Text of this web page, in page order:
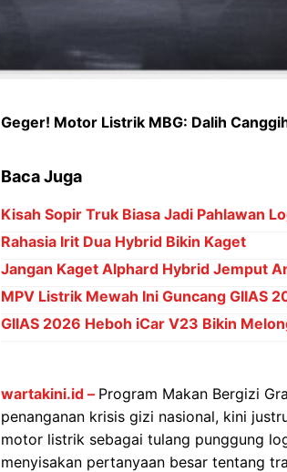
Geger! Motor Listrik MBG: Dalih
Baca Juga
Kisah Sopir Truk Biasa Jadi Pahlawan
Rahasia Irit Dua Hybrid Bikin Kaget
Jangan Kaget Alphard Hybrid Jemput
MPV Listrik Mewah Ini Guncang GIIAS
GIIAS 2026 Heboh iCar V23 Bikin
wartakini.id – Program Makan Bergizi
penanganan krisis gizi nasional, kini
motor listrik sebagai tulang punggung
menyisakan pertanyaan besar tentang